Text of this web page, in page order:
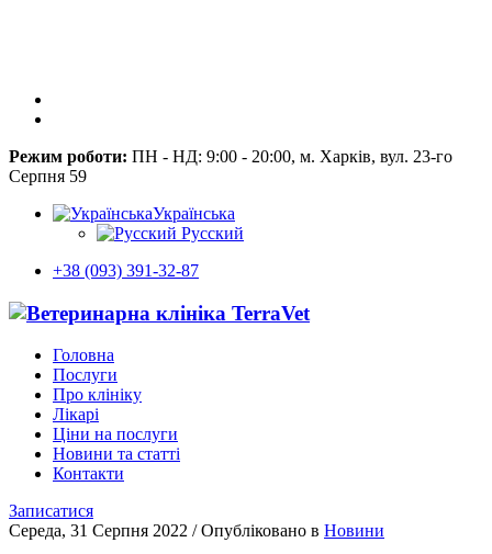
Режим роботи: ПН - НД: 9:00 - 20:00, м. Харків, вул. 23-го
Серпня 59
Українська
Русский
+38 (093) 391-32-87
Головна
Послуги
Про клініку
Лікарі
Ціни на послуги
Новини та статті
Контакти
Записатися
Середа, 31 Серпня 2022 /Опубліковано в Новини